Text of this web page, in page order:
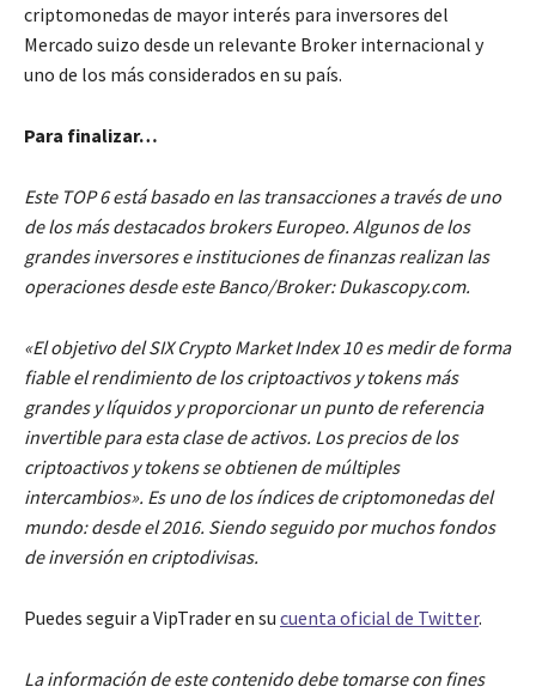
criptomonedas de mayor interés para inversores del
Mercado suizo desde un relevante Broker internacional y
uno de los más considerados en su país.
Para finalizar…
Este TOP 6 está basado en las transacciones a través de uno
de los más destacados brokers Europeo. Algunos de los
grandes inversores e instituciones de finanzas realizan las
operaciones desde este Banco/Broker: Dukascopy.com.
«El objetivo del SIX Crypto Market Index 10 es medir de forma
fiable el rendimiento de los criptoactivos y tokens más
grandes y líquidos y proporcionar un punto de referencia
invertible para esta clase de activos. Los precios de los
criptoactivos y tokens se obtienen de múltiples
intercambios». Es uno de los índices de criptomonedas del
mundo: desde el 2016. Siendo seguido por muchos fondos
de inversión en criptodivisas.
Puedes seguir a VipTrader en su cuenta oficial de Twitter.
La información de este contenido debe tomarse con fines